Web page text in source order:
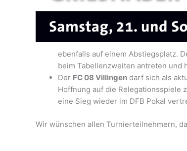
ebenfalls auf einem Abstiegsplatz.
beim Tabellenzweiten antreten und
Der FC 08 Villingen darf sich als
Hoffnung auf die Relegationsspiele
eine Sieg wieder im DFB Pokal
Wir wünschen allen Turnierteilnehmern,